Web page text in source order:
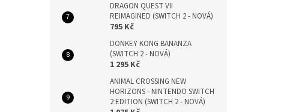
DRAGON QUEST VII
REIMAGINED (SWITCH 2 - NOVÁ)
795 Kč
DONKEY KONG BANANZA
(SWITCH 2 - NOVÁ)
1 295 Kč
ANIMAL CROSSING NEW
HORIZONS - NINTENDO SWITCH
2 EDITION (SWITCH 2 - NOVÁ)